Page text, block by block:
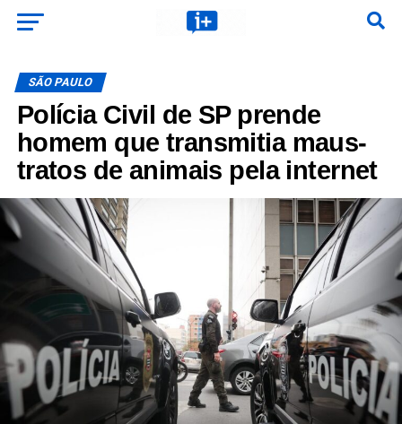
SÃO PAULO
Polícia Civil de SP prende
homem que transmitia maus-
tratos de animais pela internet